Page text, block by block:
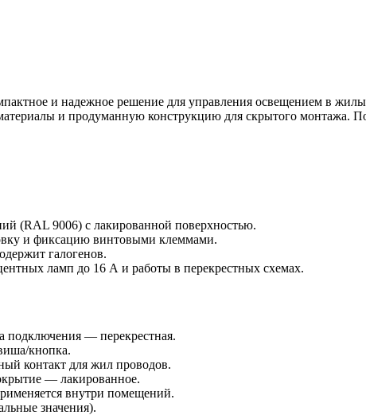
и надежное решение для управления освещением в
и продуманную конструкцию для скрытого монтажа.
(RAL 9006) с лакированной поверхностью.
и фиксацию винтовыми клеммами.
галогенов.
ламп до 16 А и работы в перекрестных схемах.
подключения — перекрестная.
кнопка.
контакт для жил проводов.
— лакированное.
внутри помещений.
значения).